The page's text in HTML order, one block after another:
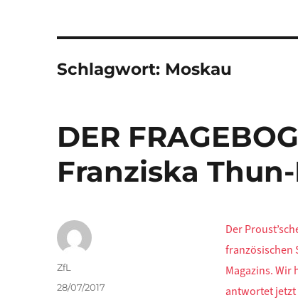
Schlagwort: Moskau
DER
Franziska
Der
französischen
Magazins. Wir
antwortet jetzt
Autor
ZfL
Veröffentlicht
28/07/2017